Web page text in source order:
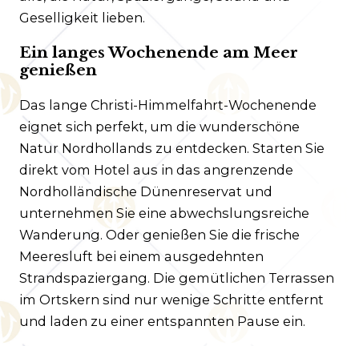
Geselligkeit lieben.
Ein langes Wochenende am Meer
genießen
Das lange Christi-Himmelfahrt-Wochenende
eignet sich perfekt, um die wunderschöne
Natur Nordhollands zu entdecken. Starten Sie
direkt vom Hotel aus in das angrenzende
Nordholländische Dünenreservat und
unternehmen Sie eine abwechslungsreiche
Wanderung. Oder genießen Sie die frische
Meeresluft bei einem ausgedehnten
Strandspaziergang. Die gemütlichen Terrassen
im Ortskern sind nur wenige Schritte entfernt
und laden zu einer entspannten Pause ein.